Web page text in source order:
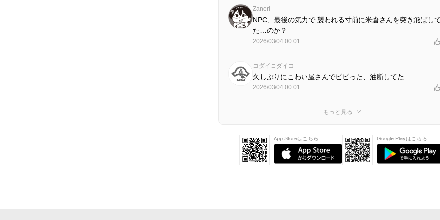
Zaneri
NPC、最後の気力で 襲われる寸前に米倉さんを突き飛ばし
た…のか？
2026/03/04 00:01
コダイコダイコ
久しぶりにこわい屋さんでビビった、油断してた
2026/03/04 00:01
もっと見る
App Storeはこちら Google Playはこちら